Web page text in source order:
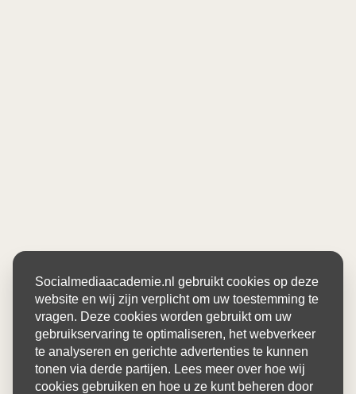
Socialmediaacademie.nl gebruikt cookies op deze
website en wij zijn verplicht om uw toestemming te
vragen. Deze cookies worden gebruikt om uw
gebruikservaring te optimaliseren, het webverkeer
te analyseren en gerichte advertenties te kunnen
tonen via derde partijen. Lees meer over hoe wij
cookies gebruiken en hoe u ze kunt beheren door